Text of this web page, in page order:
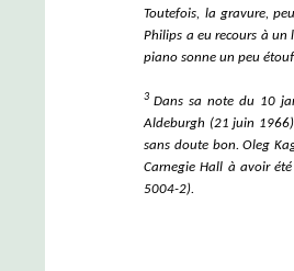
Toutefois, la gravure,
Philips a eu recours à
piano sonne un peu
3 Dans sa note du 10
Aldeburgh (21 juin
sans doute bon. Oleg
Carnegie Hall à avoir
5004-2).